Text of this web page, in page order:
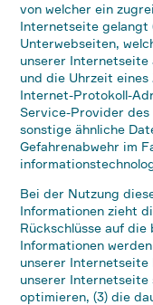
von welcher ein
Internetseite gelangt
Unterwebseiten,
unserer Internetseite
und die Uhrzeit
Internet-Protokoll-
Service-Provider des
sonstige ähnliche
Gefahrenabwehr im
Bei der Nutzung
Informationen zieht
Rückschlüsse auf
Informationen
unserer Internetseite
unserer Internetseite
optimieren, (3) die